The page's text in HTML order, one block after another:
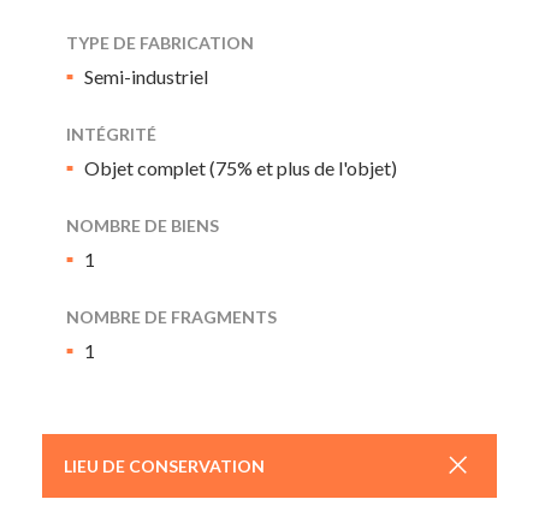
TYPE DE FABRICATION
Semi-industriel
INTÉGRITÉ
Objet complet (75% et plus de l'objet)
NOMBRE DE BIENS
1
NOMBRE DE FRAGMENTS
1
LIEU DE CONSERVATION +